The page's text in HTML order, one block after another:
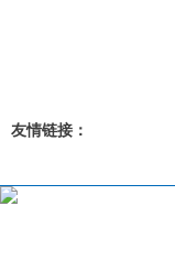
友情链接：